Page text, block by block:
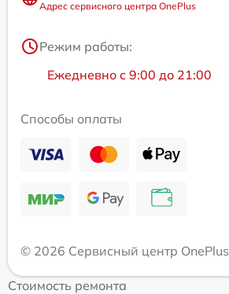
Адрес сервисного центра OnePlus
Режим работы:
Ежедневно с 9:00 до 21:00
Способы оплаты
© 2026 Сервисный центр OnePlus
Стоимость ремонта